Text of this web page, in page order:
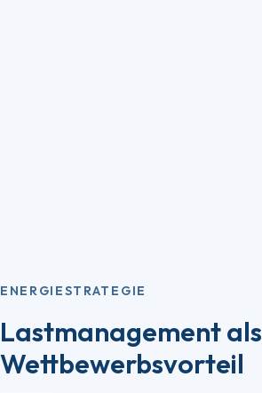
ENERGIESTRATEGIE
Lastmanagement als
Wettbewerbsvorteil